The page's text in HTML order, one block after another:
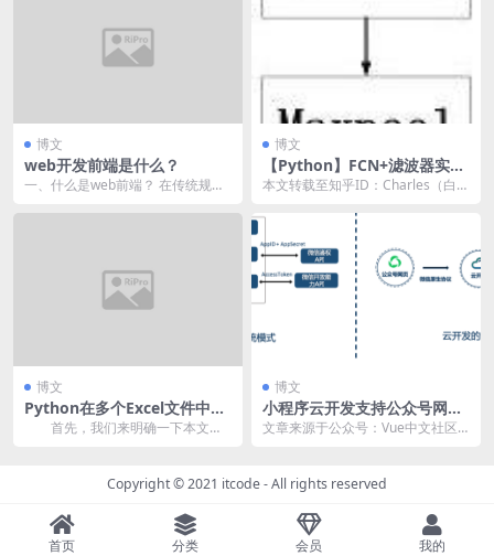
博文
web开发前端是什么？
一、什么是web前端？ 在传统规则
博文
【Python】FCN+滤波器实现
细胞检测
本文转载至知乎ID：Charles（白露
o...
博文
Python在多个Excel文件中找
出缺失数据行数多的文件
首先，我们来明确一下本文的
博文
小程序云开发支持公众号网页
开发了
文章来源于公众号：Vue中文社区
Copyright © 2021 itcode- All rights reserved
首页 分类 会员 我的